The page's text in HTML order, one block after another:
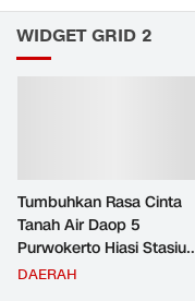
WIDGET GRID 2
Tumbuhkan Rasa Cinta
Tanah Air Daop 5
Purwokerto Hiasi Stasiun
dengan Ornamen
DAERAH